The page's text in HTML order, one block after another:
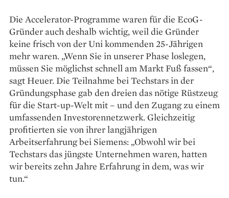
Die Accelerator-Programme waren für die EcoG-
Gründer auch deshalb wichtig, weil die Gründer
keine frisch von der Uni kommenden 25-Jährigen
mehr waren. „Wenn Sie in unserer Phase loslegen,
müssen Sie möglichst schnell am Markt Fuß fassen“,
sagt Heuer. Die Teilnahme bei Techstars in der
Gründungsphase gab den dreien das ­nötige Rüstzeug
für die Start-up-Welt mit – und den Zugang zu einem
umfassenden Investorennetzwerk. Gleichzeitig
profitierten sie von ihrer langjährigen
Arbeitserfahrung bei Siemens: „Obwohl wir bei
Techstars das jüngste Unternehmen waren, hatten
wir bereits zehn Jahre Er­fahrung in dem, was wir
tun.“